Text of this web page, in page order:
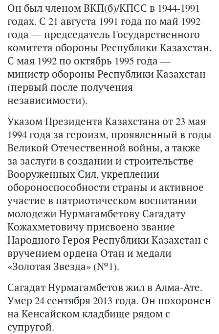
Он был членом ВКП(б)/КПСС в 1944-1991
годах. С 21 августа 1991 года по май 1992
года — председатель Государственного
комитета обороны Республики Казахстан.
С мая 1992 по октябрь 1995 года —
министр обороны Республики Казахстан
(первый после получения
независимости).
Указом Президента Казахстана от 23 мая
1994 года за героизм, проявленный в годы
Великой Отечественной войны, а также
за заслуги в создании и строительстве
Вооруженных Сил, укреплении
обороноспособности страны и активное
участие в патриотическом воспитании
молодежи Нурмагамбетову Сагадату
Кожахметовичу присвоено звание
Народного Героя Республики Казахстан с
вручением ордена Отан и медали
«Золотая Звезда» (№1).
Сагадат Нурмагамбетов жил в Алма-Ате.
Умер 24 сентября 2013 года. Он похоронен
на Кенсайском кладбище рядом с
супругой.